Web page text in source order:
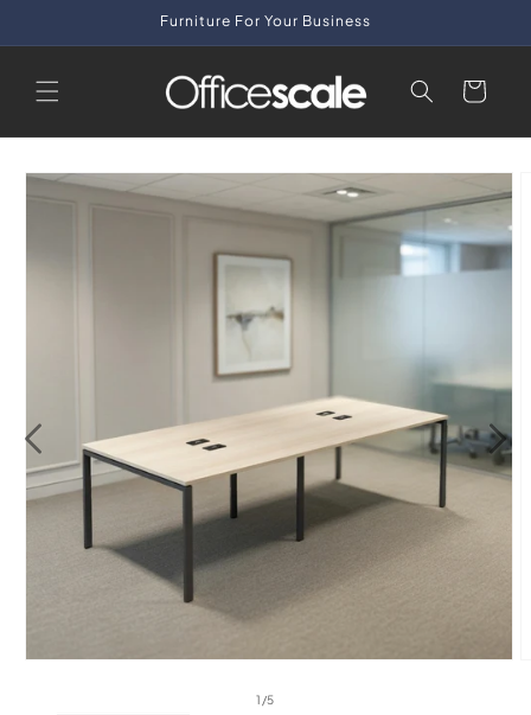
Furniture For Your Business
Cart
Skip to
product
1 /of
5